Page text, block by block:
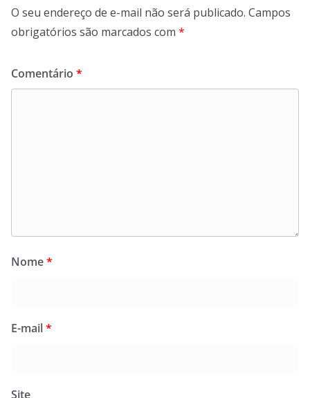
O seu endereço de e-mail não será publicado. Campos
obrigatórios são marcados com *
Comentário *
Nome*
E-mail*
Site